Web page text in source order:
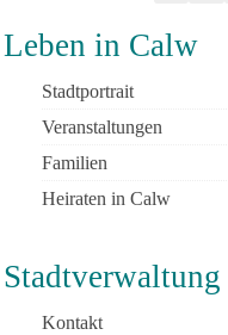
Leben in Calw
Stadtportrait
Veranstaltungen
Familien
Heiraten in Calw
Stadtverwaltung
Kontakt